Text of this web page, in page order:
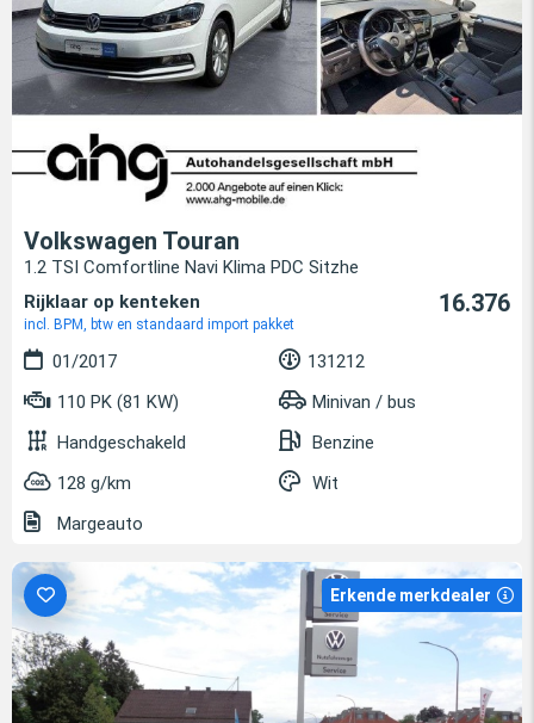
Volkswagen Touran
1.2 TSI Comfortline Navi Klima PDC Sitzhe
Rijklaar op kenteken
incl. BPM, btw en standaard import pakket
16.376
01/2017
131212
110 PK (81 KW)
Minivan / bus
Handgeschakeld
Benzine
128 g/km
Wit
Margeauto
Erkende merkdealer